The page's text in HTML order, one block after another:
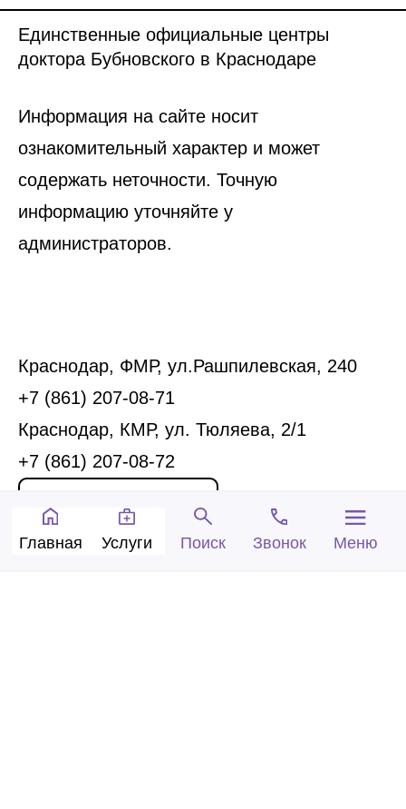
Единственные официальные центры
доктора Бубновского в Краснодаре
Информация на сайте носит
ознакомительный характер и может
содержать неточности. Точную
информацию уточняйте у
администраторов.
Краснодар, ФМР, ул.Рашпилевская, 240
+7 (861) 207-08-71
Краснодар, КМР, ул. Тюляева, 2/1
+7 (861) 207-08-72
Запись на прием
Обратный звонок
Главная Услуги Поиск Звонок Меню